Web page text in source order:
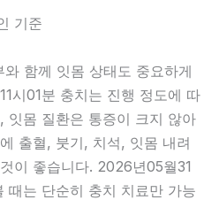
기준
함께 잇몸 상태도 중요하게
시01분 충치는 진행 정도에 따
잇몸 질환은 통증이 크지 않아
출혈, 붓기, 치석, 잇몸 내려
이 좋습니다. 2026년05월31
때는 단순히 충치 치료만 가능